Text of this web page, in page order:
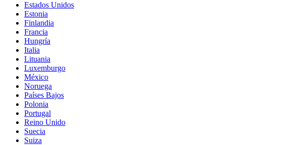
Estados Unidos
Estonia
Finlandia
Francia
Hungría
Italia
Lituania
Luxemburgo
México
Noruega
Países Bajos
Polonia
Portugal
Reino Unido
Suecia
Suiza